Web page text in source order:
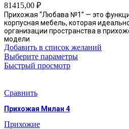
странице
товара.
81415,00 ₽
Прихожая “Любава №1” — это
корпусная мебель, которая
организации пространства в
модели
Добавить в список желаний
Выберите параметрыЭтот
Быстрый просмотр
Сравнить
Прихожая Милан 4
Прихожие